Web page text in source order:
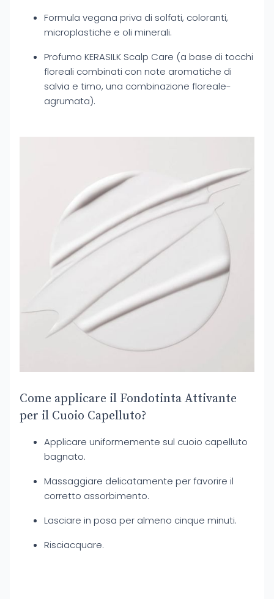
Formula vegana priva di solfati, coloranti,
microplastiche e oli minerali.
Profumo KERASILK Scalp Care (a base di tocchi
floreali combinati con note aromatiche di
salvia e timo, una combinazione floreale-
agrumata).
Come applicare il Fondotinta Attivante
per il Cuoio Capelluto?
Applicare uniformemente sul cuoio capelluto
bagnato.
Massaggiare delicatamente per favorire il
corretto assorbimento.
Lasciare in posa per almeno cinque minuti.
Risciacquare.